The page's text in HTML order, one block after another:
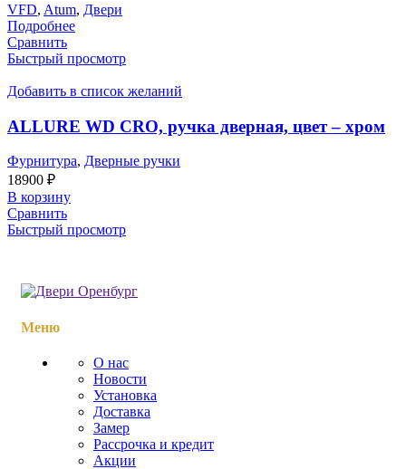
VFD, Atum, Двери
Подробнее
Сравнить
Быстрый просмотр
Добавить в список желаний
ALLURE WD CRO, ручка дверная, цвет – хром
Фурнитура, Дверные ручки
18900 ₽
В корзину
Сравнить
Быстрый просмотр
Меню
О нас
Новости
Установка
Доставка
Замер
Рассрочка и кредит
Акции